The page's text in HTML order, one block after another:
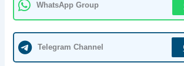
WhatsApp Group
Telegram Channel